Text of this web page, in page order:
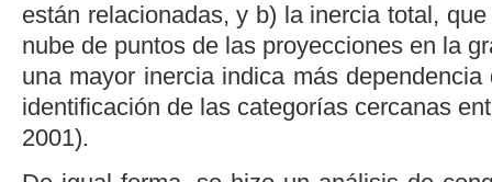
están relacionadas, y b) la inercia total,
nube de puntos de las proyecciones en la
una mayor inercia indica más
identificación de las categorías cercanas
2001).